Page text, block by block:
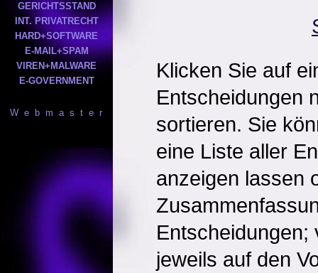
GERICHTSSTAND
INT. PRIVATRECHT
HARD+SOFTWARE
E-MAIL+SPAM
VIREN+MALWARE
E-GOVERNMENT
W e b m a s t e r
Klicken Sie auf
Entscheidungen
sortieren. Sie
eine Liste aller
anzeigen lassen
Entscheidungen;
jeweils auf den